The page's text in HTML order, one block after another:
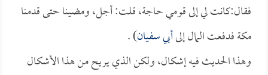
فقال:كانت لي إلى قومي حاجة، قلت: أجل، ومضينا حتى قدمنا
مكة فدفعت المال إلىأبي سفيان) .
وهذا الحديث فيه إشكال، ولكن الذي يريح من هذا الأشكال